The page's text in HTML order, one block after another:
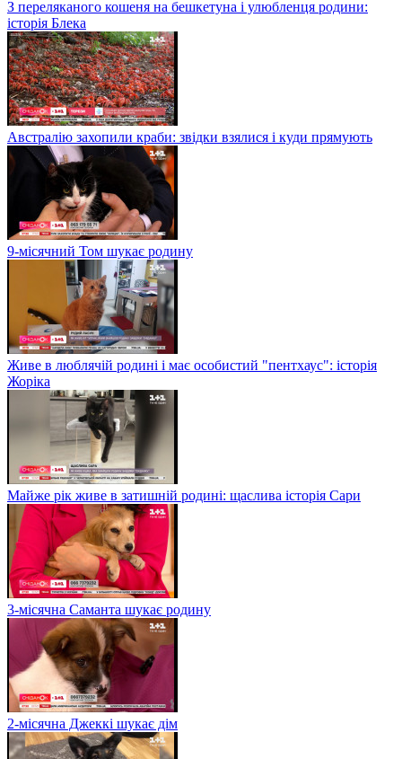
З переляканого кошеня на бешкетуна і улюбленця родини:
історія Блека
Австралію захопили краби: звідки взялися і куди прямують
9-місячний Том шукає родину
Живе в люблячій родині і має особистий "пентхаус": історія
Жоріка
Майже рік живе в затишній родині: щаслива історія Сари
3-місячна Саманта шукає родину
2-місячна Джеккі шукає дім